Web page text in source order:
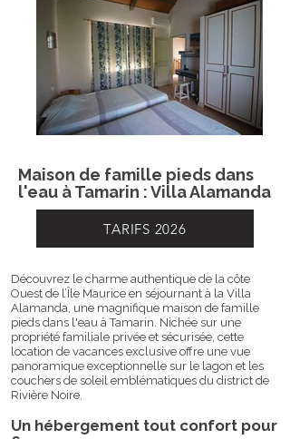
Maison de famille pieds dans
l'eau à Tamarin : Villa Alamanda
TARIFS 2026
Découvrez le charme authentique de la côte
Ouest de l’Île Maurice en séjournant à la Villa
Alamanda, une magnifique maison de famille
pieds dans l'eau à Tamarin. Nichée sur une
propriété familiale privée et sécurisée, cette
location de vacances exclusive offre une vue
panoramique exceptionnelle sur le lagon et les
couchers de soleil emblématiques du district de
Rivière Noire.
Un hébergement tout confort pour